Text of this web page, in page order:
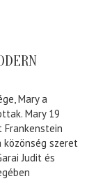
Mary a
Mary 19
Frankenstein
szeret
Judit és